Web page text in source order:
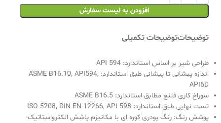
افزودن به لیست سفارش
توضیحاتتوضیحات تکمیلی
طراحی شیر بر اساس استاندارد: API 594
اندازه پیشانی تا پیشانی طبق استاندارد: ASME B16.10, API594,
API6D
سوراخ کاری فلنج مطابق استاندارد: ASME B16.5
تست نهایی طبق استاندارد: ISO 5208, DIN EN 12266, API 598
پوشش رنگ: رنگ پودری کوره ای با مکانیزم پاشش الکترواستاتیک-